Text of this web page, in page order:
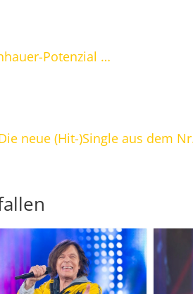
Potenzial …
neue (Hit-)Single aus dem